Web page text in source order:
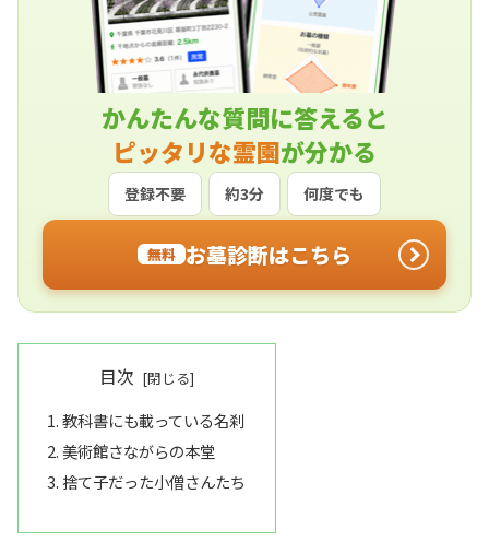
かんたんな質問に答えると
ピッタリな霊園が分かる
登録不要 約3分 何度でも
無料 お墓診断はこちら
目次
教科書にも載っている名刹
美術館さながらの本堂
捨て子だった小僧さんたち